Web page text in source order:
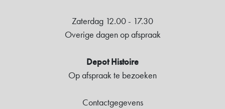
Zaterdag 12.00 - 17.30
Overige dagen op afspraak
Depot Histoire
Op afspraak te bezoeken
Contactgegevens